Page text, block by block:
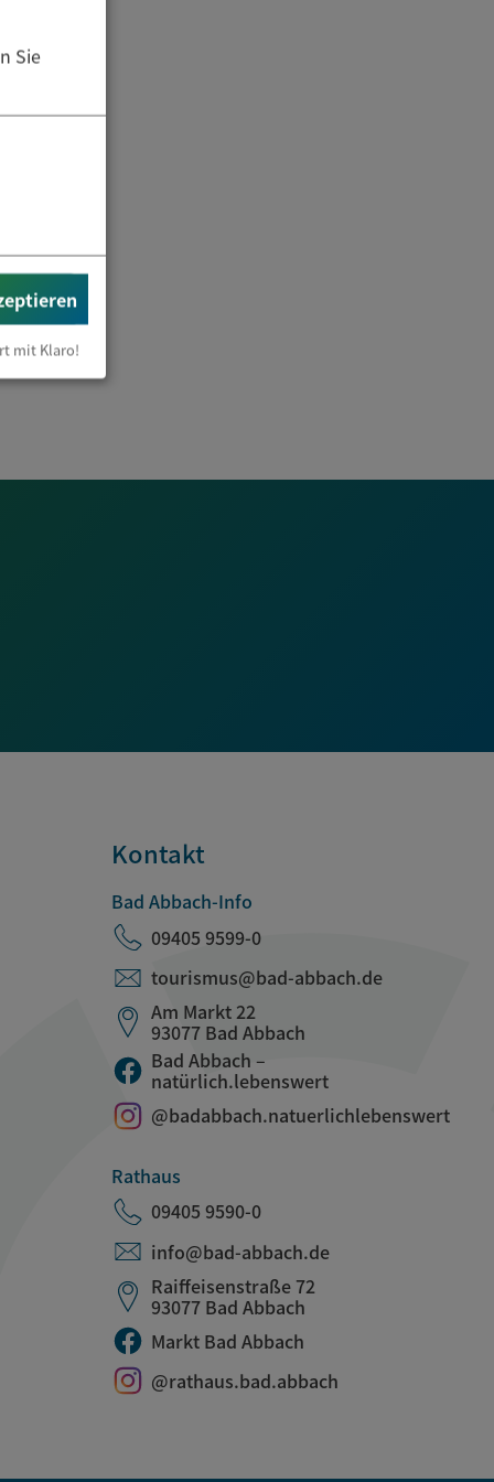
Kontakt
Bad Abbach-Info
09405 9599-0
tourismus@bad-abbach.de
Am Markt 22
93077 Bad Abbach
Bad Abbach –
natürlich.lebenswert
@badabbach.natuerlichlebenswert
Rathaus
09405 9590-0
info@bad-abbach.de
Raiffeisenstraße 72
93077 Bad Abbach
Markt Bad Abbach
@rathaus.bad.abbach
Sie
mit Klaro!